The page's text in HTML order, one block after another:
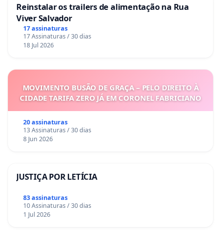
Reinstalar os trailers de alimentação na Rua
Viver Salvador
17 assinaturas
17 Assinaturas / 30 dias
18 Jul 2026
MOVIMENTO BUSÃO DE GRAÇA – PELO DIREITO À
CIDADE TARIFA ZERO JÁ EM CORONEL FABRICIANO
20 assinaturas
13 Assinaturas / 30 dias
8 Jun 2026
JUSTIÇA POR LETÍCIA
83 assinaturas
10 Assinaturas / 30 dias
1 Jul 2026